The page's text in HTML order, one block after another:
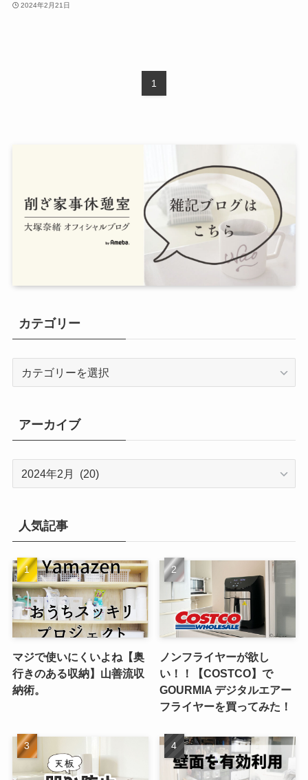
2024年2月21日
1
カテゴリー
リ
ー
アーカイブ
ブ
人気記事
マジで使いにくいよね【奥
行きのある収納】山善流収
納術。
ノンフライヤーが欲し
い！！【COSTCO】で
GOURMIA デジタルエアー
フライヤーを買ってみた！